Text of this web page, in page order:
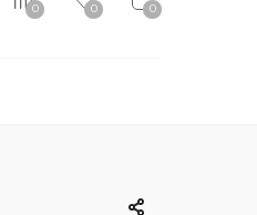
0 0 0